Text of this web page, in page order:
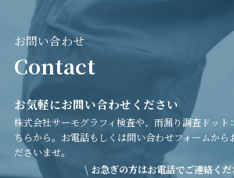
お問い合わせ
Contact
お気軽にお問い合わせください
株式会社サーモグラフィ検査や、雨漏り調査ドット
ちらから。お電話もしくは問い合わせフォームから
ださいませ。
\ お急ぎの方はお電話でご連絡く